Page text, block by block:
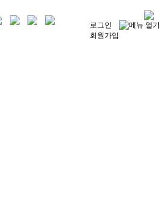
로그인
회원가입